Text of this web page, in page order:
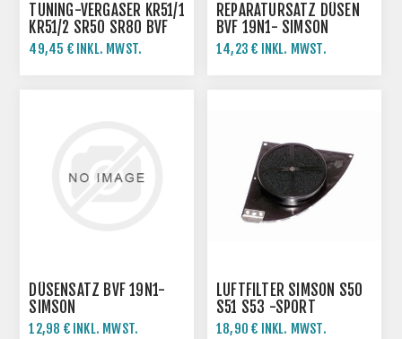
TUNING-VERGASER KR51/1
KR51/2 SR50 SR80 BVF
19N1-12
49,45 € INKL. MWST.
REPARATURSATZ DÜSEN
BVF 19N1- SIMSON
14,23 € INKL. MWST.
DÜSENSATZ BVF 19N1-
SIMSON
12,98 € INKL. MWST.
LUFTFILTER SIMSON S50
S51 S53 -SPORT
18,90 € INKL. MWST.